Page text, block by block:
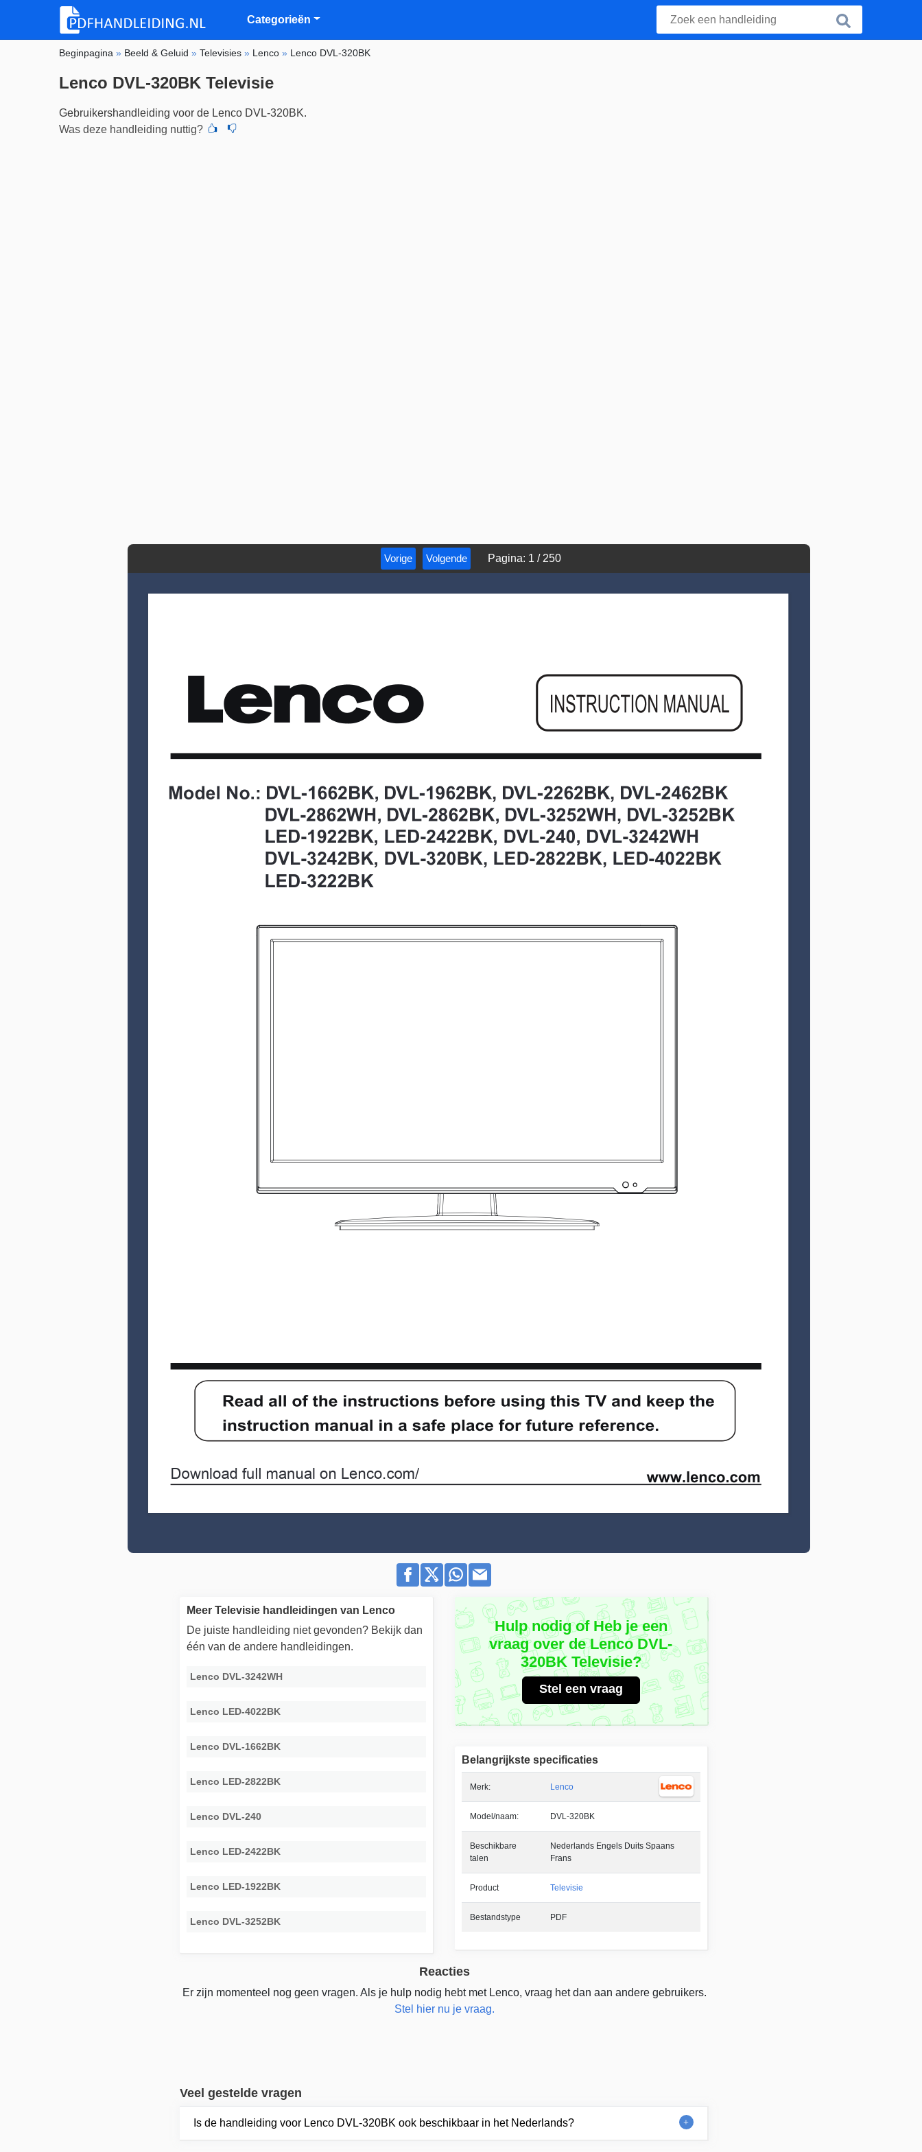
Categorieën
Beginpagina » Beeld & Geluid »Televisies » Lenco » Lenco DVL-320BK
Lenco DVL-320BK Televisie
Gebruikershandleiding voor de Lenco DVL-320BK.
Was deze handleiding nuttig?
Vorige Volgende Pagina: 1 / 250
Hulp nodig of Heb je een
vraag over de Lenco DVL-
320BK Televisie?
Stel een vraag
Belangrijkste specificaties
Merk: Lenco
Model/naam: DVL-320BK
Beschikbare
talen
Nederlands Engels Duits Spaans
Frans
Product Televisie
Bestandstype PDF
Meer Televisie handleidingen van Lenco
De juiste handleiding niet gevonden? Bekijk dan
één van de andere handleidingen.
Lenco DVL-3242WH
Lenco LED-4022BK
Lenco DVL-1662BK
Lenco LED-2822BK
Lenco DVL-240
Lenco LED-2422BK
Lenco LED-1922BK
Lenco DVL-3252BK
Reacties
Er zijn momenteel nog geen vragen. Als je hulp nodig hebt met Lenco, vraag het dan aan andere gebruikers.
Stel hier nu je vraag.
Veel gestelde vragen
Is de handleiding voor Lenco DVL-320BK ook beschikbaar in het Nederlands?